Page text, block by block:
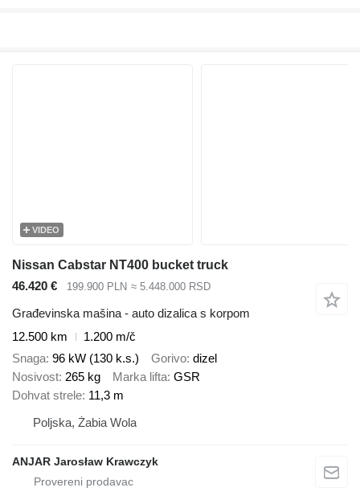
VIDEO
Nissan Cabstar NT400 bucket truck
46.420 €
199.900 PLN ≈ 5.448.000 RSD
Građevinska mašina - auto dizalica s korpom
12.500 km
1.200 m/č
Snaga 96 kW (130 k.s.) Gorivo dizel
Nosivost 265 kg Marka lifta GSR
Dohvat strele 11,3 m
Poljska, Żabia Wola
ANJAR Jarosław Krawczyk